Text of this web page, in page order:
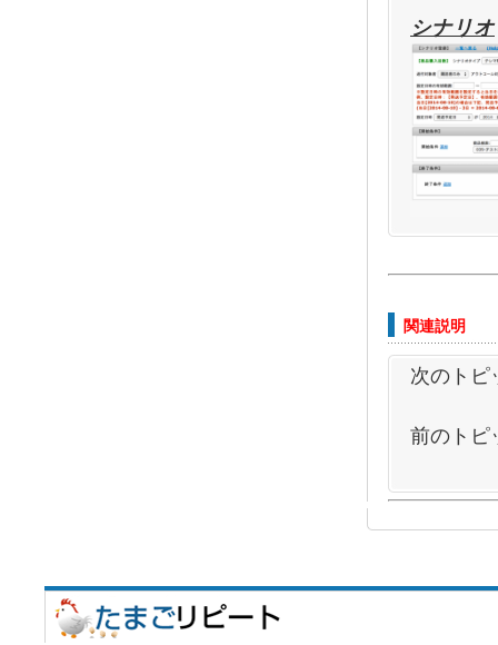
シナリオ
関連説明
次のトピ
前のトピ